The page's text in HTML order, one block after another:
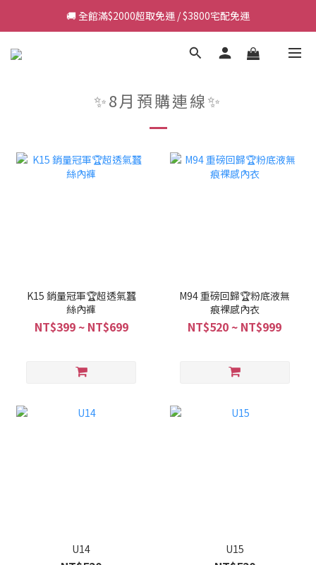
📩 訂單/商品問題請私訊客服LINE : @anymall.co
🚚 全館滿$2000超取免運 / $3800宅配免運
📩 訂單/商品問題請私訊客服LINE : @anymall.co
✨8月預購連線✨
K15 銷量冠軍🏆超透氣蠶
絲內褲
NT$399 ~ NT$699
M94 重磅回歸🏆粉底液無
痕裸感內衣
NT$520 ~ NT$999
U14 U15